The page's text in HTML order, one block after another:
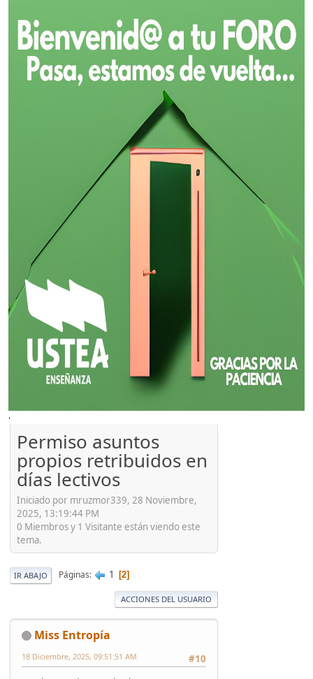
'
Permiso asuntos
propios retribuidos en
días lectivos
Iniciado por mruzmor339, 28 Noviembre,
2025, 13:19:44 PM
0 Miembros y 1 Visitante están viendo este
tema.
IR ABAJO Páginas 1 2
ACCIONES DEL USUARIO
Miss Entropía
#10
18 Diciembre, 2025, 09:51:51 AM